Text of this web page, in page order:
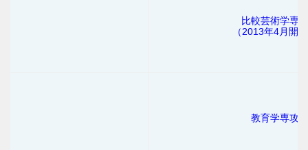
比較芸術学専攻
（2013年4月開
教育学専攻